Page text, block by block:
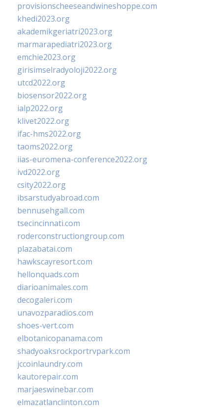
provisionscheeseandwineshoppe.com
khedi2023.org
akademikgeriatri2023.org
marmarapediatri2023.org
emchie2023.org
girisimselradyoloji2022.org
utcd2022.org
biosensor2022.org
ialp2022.org
klivet2022.org
ifac-hms2022.org
taoms2022.org
iias-euromena-conference2022.org
ivd2022.org
csity2022.org
ibsarstudyabroad.com
bennusehgall.com
tsecincinnati.com
roderconstructiongroup.com
plazabatai.com
hawkscayresort.com
hellonquads.com
diarioanimales.com
decogaleri.com
unavozparadios.com
shoes-vert.com
elbotanicopanama.com
shadyoaksrockportrvpark.com
jccoinlaundry.com
kautorepair.com
marjaeswinebar.com
elmazatlanclinton.com